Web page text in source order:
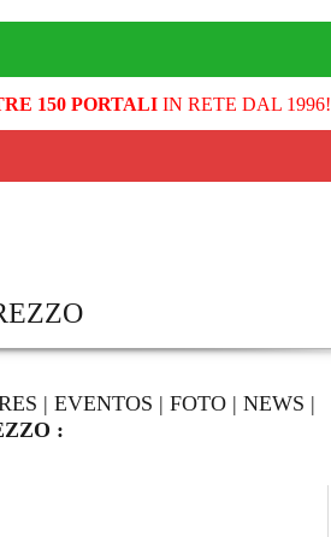
150 PORTALIIN RETE DAL 1996!
| EVENTOS | FOTO| NEWS |
: